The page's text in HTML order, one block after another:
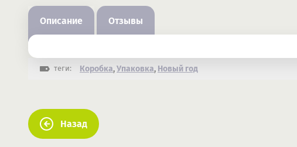
Описание Отзывы
теги: Коробка,Упаковка, Новый год
Назад